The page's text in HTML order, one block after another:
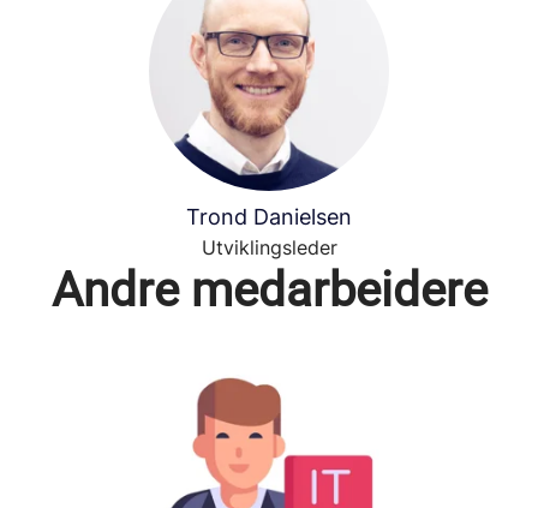
Trond Danielsen
Utviklingsleder
Andre medarbeidere